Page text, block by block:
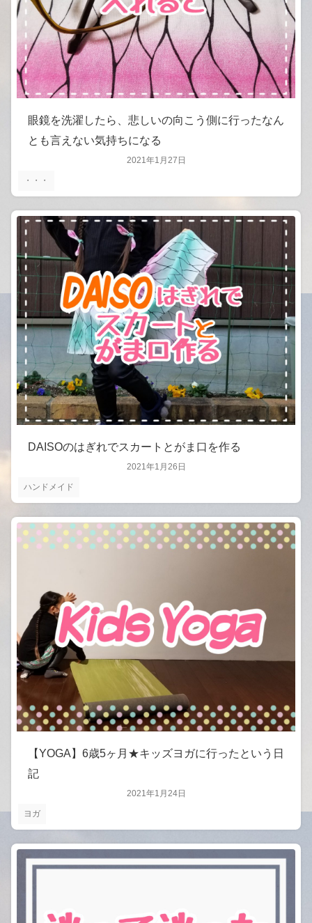
・・・
2021年1月27日
眼鏡を洗濯したら、悲しいの向こう側に行ったなん
とも言えない気持ちになる
ハンドメイド
2021年1月26日
DAISOのはぎれでスカートとがま口を作る
ヨガ
2021年1月24日
【YOGA】6歳5ヶ月★キッズヨガに行ったという日
記